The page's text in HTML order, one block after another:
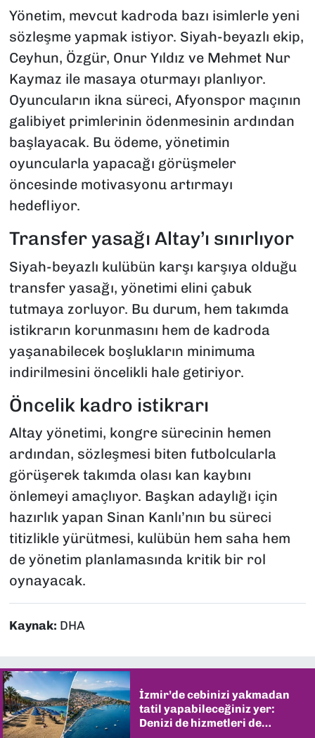
Yönetim, mevcut kadroda bazı isimlerle yeni
sözleşme yapmak istiyor. Siyah-beyazlı ekip,
Ceyhun, Özgür, Onur Yıldız ve Mehmet Nur
Kaymaz ile masaya oturmayı planlıyor.
Oyuncuların ikna süreci, Afyonspor maçının
galibiyet primlerinin ödenmesinin ardından
başlayacak. Bu ödeme, yönetimin
oyuncularla yapacağı görüşmeler
öncesinde motivasyonu artırmayı
hedefliyor.
Transfer yasağı Altay’ı sınırlıyor
Siyah-beyazlı kulübün karşı karşıya olduğu
transfer yasağı, yönetimi elini çabuk
tutmaya zorluyor. Bu durum, hem takımda
istikrarın korunmasını hem de kadroda
yaşanabilecek boşlukların minimuma
indirilmesini öncelikli hale getiriyor.
Öncelik kadro istikrarı
Altay yönetimi, kongre sürecinin hemen
ardından, sözleşmesi biten futbolcularla
görüşerek takımda olası kan kaybını
önlemeyi amaçlıyor. Başkan adaylığı için
hazırlık yapan Sinan Kanlı’nın bu süreci
titizlikle yürütmesi, kulübün hem saha hem
de yönetim planlamasında kritik bir rol
oynayacak.
Kaynak: DHA
İzmir’de cebinizi yakmadan
tatil yapabileceğiniz yer:
Denizi de hizmetleri de